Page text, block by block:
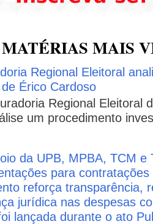
MAIS
Regional Eleitoral
Érico Cardoso
Regional Eleitoral
um procedimento
da UPB, MPBA, TCM
para
reforça transparência,
jurídica nas despesas
lançada durante o ato